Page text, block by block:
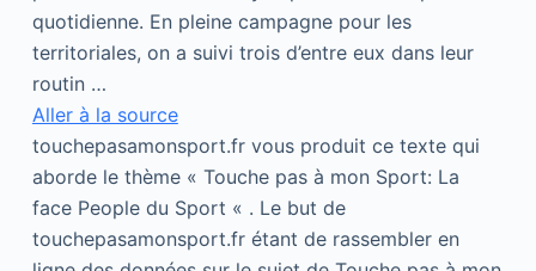
quotidienne. En pleine campagne pour les
territoriales, on a suivi trois d’entre eux dans leur
routin …
Aller à la source
touchepasamonsport.fr vous produit ce texte qui
aborde le thème « Touche pas à mon Sport: La
face People du Sport « . Le but de
touchepasamonsport.fr étant de rassembler en